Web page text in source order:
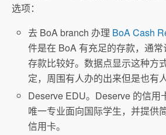
选项：
去 BoA branch 办理 BoA Cash
件是在 BoA 有充足的存款，通
存款比较好。数据点显示这种方
定，周围有人办的出来但是也有
Deserve EDU。Deserve 的信用
唯一专业面向国际学生，并提供
信用卡。